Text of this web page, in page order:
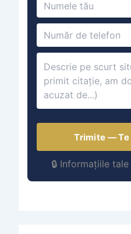
Trimite — Te
🔒 Informațiile